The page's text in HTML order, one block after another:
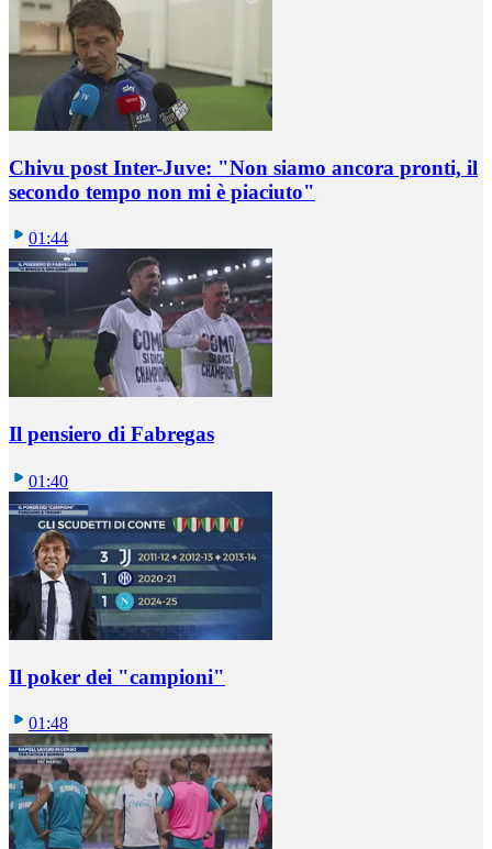
Chivu post Inter-Juve: "Non siamo ancora pronti, il
secondo tempo non mi è piaciuto"
01:44
Il pensiero di Fabregas
01:40
Il poker dei "campioni"
01:48